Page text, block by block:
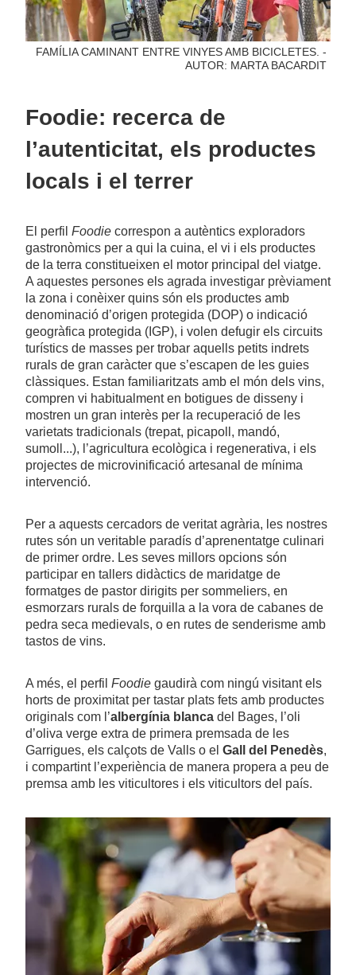
FAMÍLIA CAMINANT ENTRE VINYES AMB BICICLETES. -
AUTOR: MARTA BACARDIT
Foodie: recerca de
l’autenticitat, els productes
locals i el terrer
El perfil Foodie correspon a autèntics exploradors
gastronòmics per a qui la cuina, el vi i els productes
de la terra constitueixen el motor principal del viatge.
A aquestes persones els agrada investigar prèviament
la zona i conèixer quins són els productes amb
denominació d’origen protegida (DOP) o indicació
geogràfica protegida (IGP), i volen defugir els circuits
turístics de masses per trobar aquells petits indrets
rurals de gran caràcter que s’escapen de les guies
clàssiques. Estan familiaritzats amb el món dels vins,
compren vi habitualment en botigues de disseny i
mostren un gran interès per la recuperació de les
varietats tradicionals (trepat, picapoll, mandó,
sumoll...), l’agricultura ecològica i regenerativa, i els
projectes de microvinificació artesanal de mínima
intervenció.
Per a aquests cercadors de veritat agrària, les nostres
rutes són un veritable paradís d’aprenentatge culinari
de primer ordre. Les seves millors opcions són
participar en tallers didàctics de maridatge de
formatges de pastor dirigits per sommeliers, en
esmorzars rurals de forquilla a la vora de cabanes de
pedra seca medievals, o en rutes de senderisme amb
tastos de vins.
A més, el perfil Foodie gaudirà com ningú visitant els
horts de proximitat per tastar plats fets amb productes
originals com l’albergínia blanca del Bages, l’oli
d’oliva verge extra de primera premsada de les
Garrigues, els calçots de Valls o el Gall del Penedès,
i compartint l’experiència de manera propera a peu de
premsa amb les viticultores i els viticultors del país.